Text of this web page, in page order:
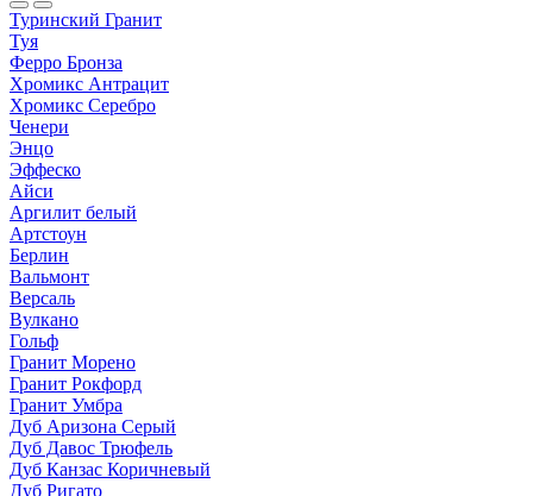
Туринский Гранит
Туя
Ферро Бронза
Хромикс Антрацит
Хромикс Серебро
Ченери
Энцо
Эффеско
Айси
Аргилит белый
Артстоун
Берлин
Вальмонт
Версаль
Вулкано
Гольф
Гранит Морено
Гранит Рокфорд
Гранит Умбра
Дуб Аризона Серый
Дуб Давос Трюфель
Дуб Канзас Коричневый
Дуб Ригато